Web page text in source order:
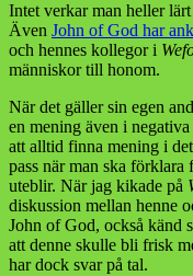
Intet verkar man heller
Även John of God har
och hennes kollegor i
människor till honom.
När det gäller sin egen
en mening även i
att alltid finna mening i
pass när man ska förklara
uteblir. När jag kikade på
diskussion mellan henne
John of God, också känd
att denne skulle bli frisk
har dock svar på tal.